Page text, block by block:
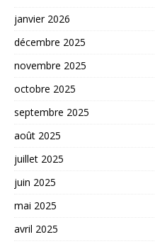
janvier 2026
décembre 2025
novembre 2025
octobre 2025
septembre 2025
août 2025
juillet 2025
juin 2025
mai 2025
avril 2025